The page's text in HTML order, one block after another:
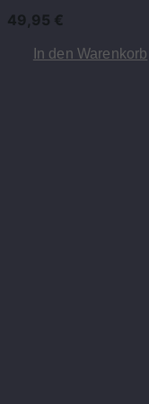
49,95 €
In den Warenkorb